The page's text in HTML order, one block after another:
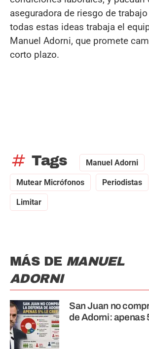
aseguradora de riesgo de trabajo
todas estas ideas trabaja el
Manuel Adorni, que promete
corto plazo.
tag Tags Manuel Adorni
Mutear Micrófonos Periodistas
Limitar
MÁS DE MANUEL
ADORNI
San Juan no
de Adorni: apenas